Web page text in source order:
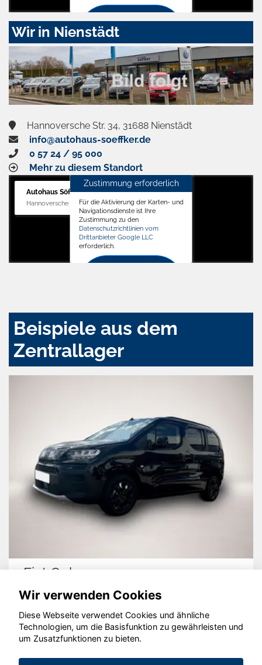
Zustimmen
aktivieren
Wir in Nienstädt
Hannoversche Str. 34, 31688 Nienstädt
info@autohaus-soeffker.de
0 57 24 / 95 000
Mehr zu diesem Standort
Autohaus Söffker GmbH
Hannoversche Str. 34, 31688 Nienstädt
Zustimmung erforderlich
Für die Aktivierung der Karten- und
Navigationsdienste ist Ihre
Zustimmung zu den
Datenschutzrichtlinien vom
Drittanbieter Google LLC
erforderlich.
Beispiele aus dem
Zentrallager
Fiat Qubo
© konjunkturmotor.de GmbH 2020 - 2026
Wir verwenden Cookies
Diese Webseite verwendet Cookies und ähnliche
Technologien, um die Basisfunktion zu gewährleisten und
um Zusatzfunktionen zu bieten.